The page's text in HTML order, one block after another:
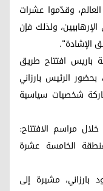
وقدّموا عشرات
ولذلك فإن
الإشادة".
باريس افتتاح طريق
الرئيس بارزاني
شخصيات سياسية
مراسم الافتتاح:
الخامسة عشرة
مشيرة إلى